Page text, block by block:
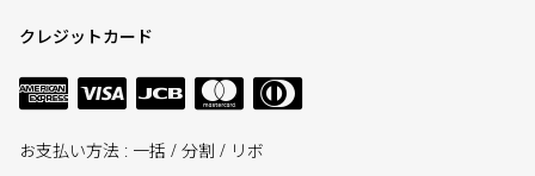
クレジットカード
お支払い方法 : 一括 / 分割 / リボ